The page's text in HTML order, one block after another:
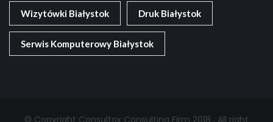
Wizytówki Białystok Druk Białystok
Serwis Komputerowy Białystok
© Copyright Consultox Consulting Firm 2018 . All right